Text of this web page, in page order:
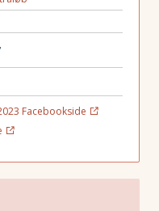
,
Facebookside